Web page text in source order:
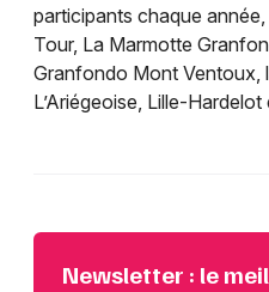
participants chaque
Tour, La Marmotte
Granfondo Mont Ventoux,
L’Ariégeoise, Lille-
Newsletter : le